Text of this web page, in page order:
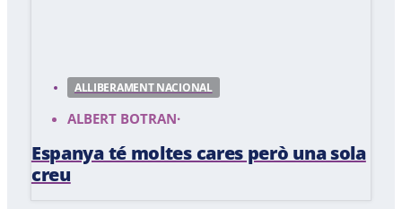
ALLIBERAMENT NACIONAL
ALBERT BOTRAN·
Espanya té moltes cares però una sola
creu